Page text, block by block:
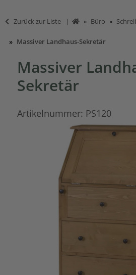
Zurück zur Liste Büro
Massiver Landhaus-Sekretär
Massiver
Sekretär
Artikelnummer: PS120